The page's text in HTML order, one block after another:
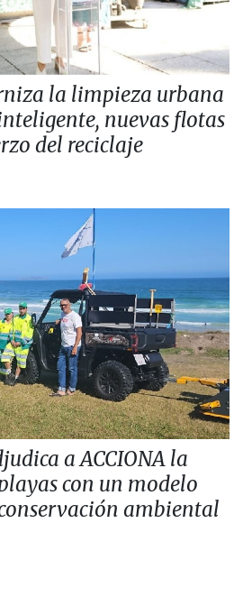
la limpieza urbana
nuevas flotas
del reciclaje
a ACCIONA la
con un modelo
ambiental